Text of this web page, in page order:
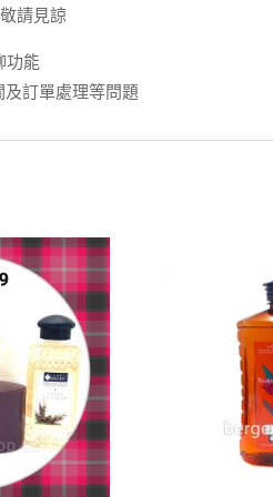
請見諒
功能
訂單處理等問題